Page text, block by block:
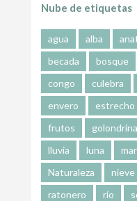
Nube de etiquetas
agua alba
becada
bosque
congo
culebra
envero
estrecho
frutos
lluvia
luna mar
Naturaleza
nieve
ratonero
río